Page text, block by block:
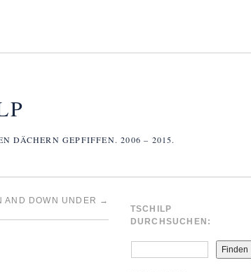
DÄCHERN GEPFIFFEN. 2006 – 2015.
AND DOWN UNDER →
TSCHILP
DURCHSUCHEN:
Finden